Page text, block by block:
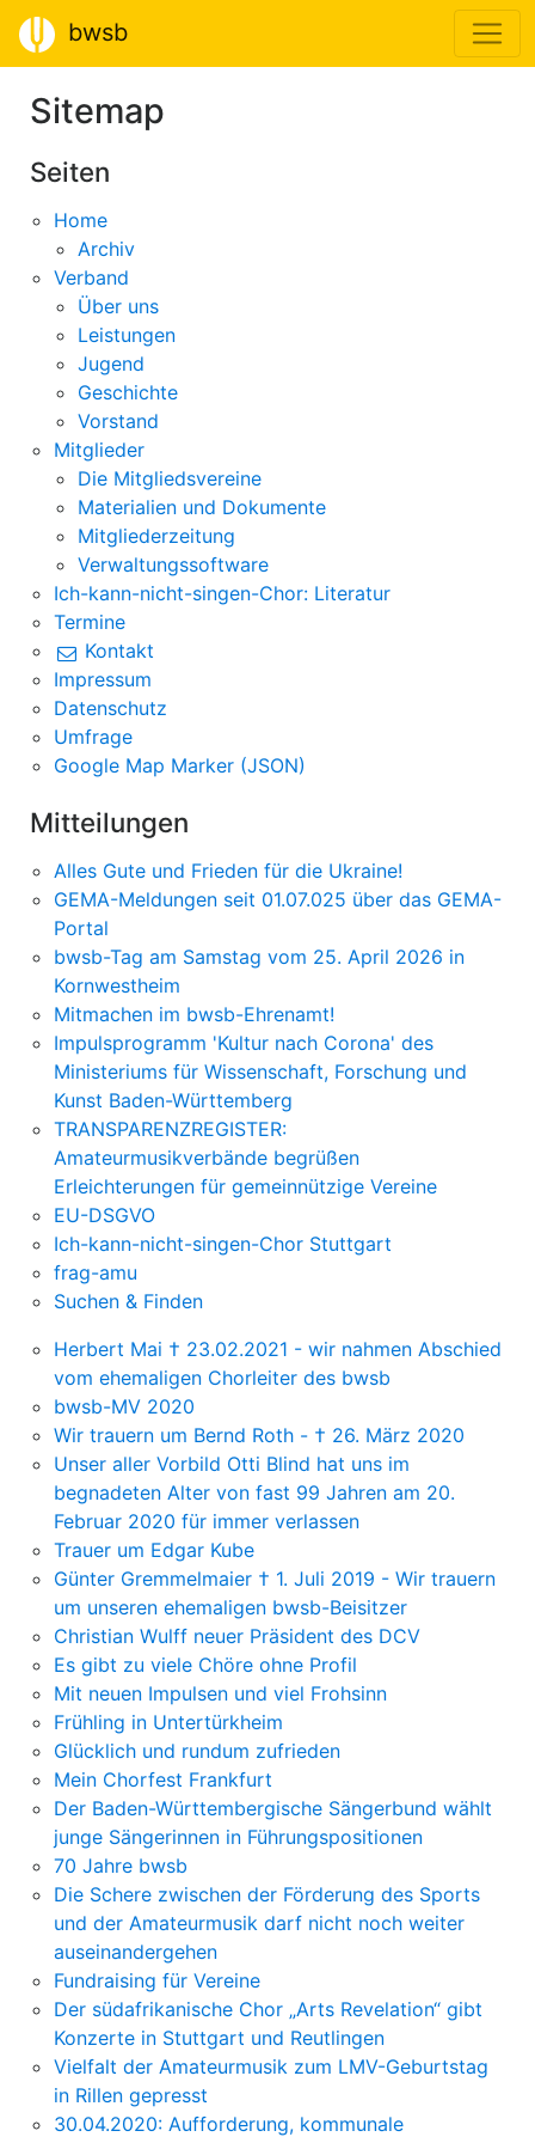
bwsb
Sitemap
Seiten
Home
Archiv
Verband
Über uns
Leistungen
Jugend
Geschichte
Vorstand
Mitglieder
Die Mitgliedsvereine
Materialien und Dokumente
Mitgliederzeitung
Verwaltungssoftware
Ich-kann-nicht-singen-Chor: Literatur
Termine
Kontakt
Impressum
Datenschutz
Umfrage
Google Map Marker (JSON)
Mitteilungen
Alles Gute und Frieden für die Ukraine!
GEMA-Meldungen seit 01.07.025 über das GEMA-
Portal
bwsb-Tag am Samstag vom 25. April 2026 in
Kornwestheim
Mitmachen im bwsb-Ehrenamt!
Impulsprogramm 'Kultur nach Corona' des
Ministeriums für Wissenschaft, Forschung und
Kunst Baden-Württemberg
TRANSPARENZREGISTER:
Amateurmusikverbände begrüßen
Erleichterungen für gemeinnützige Vereine
EU-DSGVO
Ich-kann-nicht-singen-Chor Stuttgart
frag-amu
Suchen & Finden
Herbert Mai † 23.02.2021 - wir nahmen Abschied
vom ehemaligen Chorleiter des bwsb
bwsb-MV 2020
Wir trauern um Bernd Roth - † 26. März 2020
Unser aller Vorbild Otti Blind hat uns im
begnadeten Alter von fast 99 Jahren am 20.
Februar 2020 für immer verlassen
Trauer um Edgar Kube
Günter Gremmelmaier † 1. Juli 2019 - Wir trauern
um unseren ehemaligen bwsb-Beisitzer
Christian Wulff neuer Präsident des DCV
Es gibt zu viele Chöre ohne Profil
Mit neuen Impulsen und viel Frohsinn
Frühling in Untertürkheim
Glücklich und rundum zufrieden
Mein Chorfest Frankfurt
Der Baden-Württembergische Sängerbund wählt
junge Sängerinnen in Führungspositionen
70 Jahre bwsb
Die Schere zwischen der Förderung des Sports
und der Amateurmusik darf nicht noch weiter
auseinandergehen
Fundraising für Vereine
Der südafrikanische Chor „Arts Revelation“ gibt
Konzerte in Stuttgart und Reutlingen
Vielfalt der Amateurmusik zum LMV-Geburtstag
in Rillen gepresst
30.04.2020: Aufforderung, kommunale